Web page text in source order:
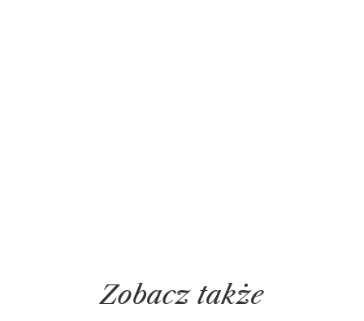
Zobacz także